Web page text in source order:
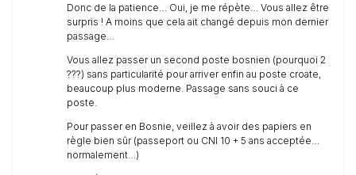
Donc de la patience… Oui, je me répète… Vous allez être
surpris ! A moins que cela ait changé depuis mon dernier
passage…
Vous allez passer un second poste bosnien (pourquoi 2
???) sans particularité pour arriver enfin au poste croate,
beaucoup plus moderne. Passage sans souci à ce
poste.
Pour passer en Bosnie, veillez à avoir des papiers en
règle bien sûr (passeport ou CNI 10 + 5 ans acceptée…
normalement…)